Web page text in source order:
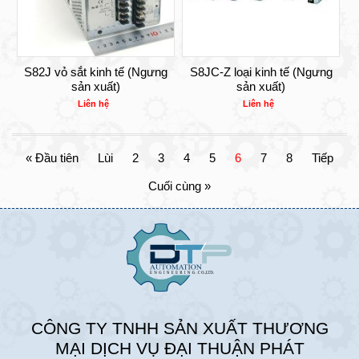
S82J vỏ sắt kinh tế (Ngưng
sản xuất)
Liên hệ
S8JC-Z loại kinh tế (Ngưng
sản xuất)
Liên hệ
« Đầu tiên Lùi 2 3 4 5 6 7 8 Tiếp
Cuối cùng »
CÔNG TY TNHH SẢN XUẤT THƯƠNG
MẠI DỊCH VỤ ĐẠI THUẬN PHÁT